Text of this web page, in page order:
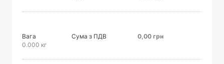
Вага
0.000 кг
Сума з ПДВ 0,00 грн